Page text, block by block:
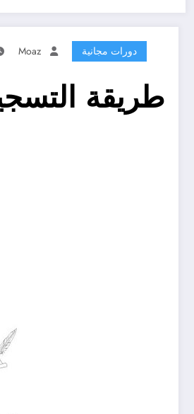
دورات مجانية Moaz
طريقة